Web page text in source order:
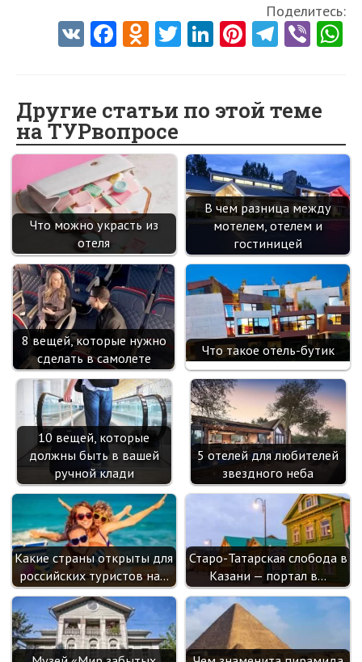
Поделитесь:
V Fa
o
o
k
O
o
kl
as
sn
ik
T
er
Li
dI
n
Pi
es
t
Te
a
m
Vi
Другие статьи по этой теме
на ТУРвопросе
Что можно украсть из
отеля
В чем разница между
мотелем, отелем и
гостиницей
8 вещей, которые нужно
сделать в самолете
Что такое отель-бутик
10 вещей, которые
должны быть в вашей
ручной клади
5 отелей для любителей
звездного неба
Какие страны открыты для
российских туристов на…
Старо-Татарская слобода в
Казани — портал в…